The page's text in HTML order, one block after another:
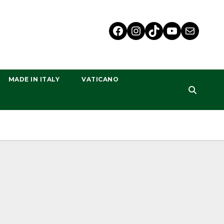
MADE IN ITALY VATICANO